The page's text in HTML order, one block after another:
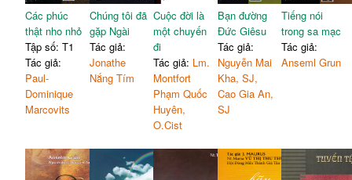
Các phúc
thật nho nhỏ
Tập số: T1
Tác giả:
Paul-
Dominique
Marcovits
Chúng tôi đã
gặp Ngài
Tác giả:
Jonathe
Nắng Tím
Cuộc đời là
một chuyến
đi
Tác giả: Lm.
Montfort
Phạm Quốc
Huyên,
O.Cist
Bạn đường
Đức Giêsu
Tác giả:
Nguyễn Mai
Kha, SJ,
Cao Gia An,
SJ
Tiếng nói
trong sa mạc
Tác giả:
Anseml Grun